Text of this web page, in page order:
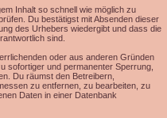
Inhalt so schnell wie möglich zu
Du bestätigst mit Absenden dieser
des Urhebers wiedergibt und dass die
sind.
oder aus anderen Gründen
sofortiger und permanenter Sperrung,
Du räumst den Betreibern,
zu entfernen, zu bearbeiten, zu
Daten in einer Datenbank